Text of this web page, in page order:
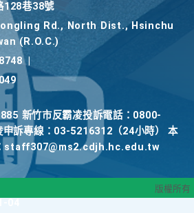
128巷38號
Rd., North Dist., Hsinchu
(R.O.C.)
新竹市反霸凌投訴電話：0800-
訴專線：03-5216312（24小時） 本
staff307@ms2.cdjh.hc.edu.tw
版權所有